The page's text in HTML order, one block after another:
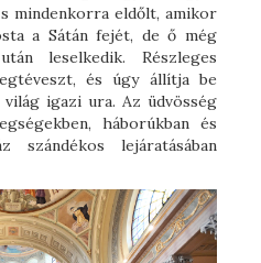
mindenkorra eldőlt, amikor
a Sátán fejét, de ő még
leselkedik. Részleges
és úgy állítja be
igazi ura. Az üdvösség
háborúkban és
szándékos lejáratásában